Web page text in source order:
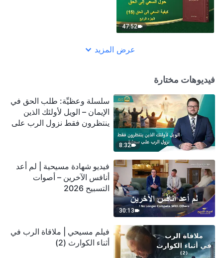
47:52
عرض المزيد
فيديوهات مختارة
8:32
سلسلة وعظيِّة: طلب الحق في
الإيمان – الويل لأولئك الذين
ينتظرون فقط نزول الرب على
30:13
فيديو شهادة مسيحية | لم أعد
أنافس الآخرين – أصوات
التسبيح 2026
فيلم مسيحي | ملاقاة الرب في
أثناء الكوارث (2)